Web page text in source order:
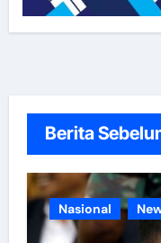
Berita
Nasional